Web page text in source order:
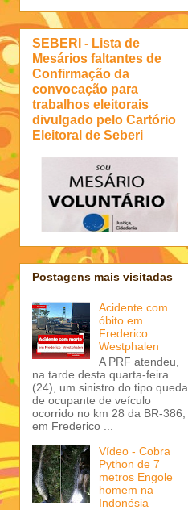
SEBERI - Lista de
Mesários faltantes de
Confirmação da
convocação para
trabalhos eleitorais
divulgado pelo Cartório
Eleitoral de Seberi
Postagens mais visitadas
Acidente com
óbito em
Frederico
Westphalen
A PRF atendeu,
na tarde desta quarta-feira
(24), um sinistro do tipo queda
de ocupante de veículo
ocorrido no km 28 da BR-386,
em Frederico ...
Vídeo - Cobra
Python de 7
metros Engole
homem na
Indonésia